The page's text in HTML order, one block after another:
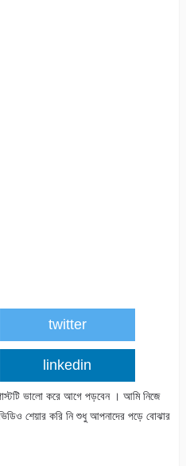
twitter
linkedin
ভালো করে আগে পড়বেন । আমি নিজে
শেয়ার করি নি শুধু আপনাদের পড়ে বোঝার